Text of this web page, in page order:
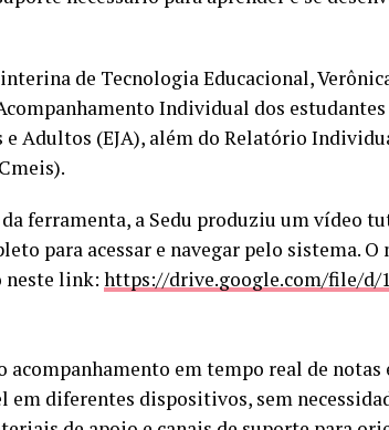
de Tecnologia Educacional,
Individual dos
e Adultos (EJA), além do Relatório
ferramenta, a Sedu produziu um vídeo
para acessar e navegar pelo sistema.
neste link: https://drive.google.com/file/d/
acompanhamento em tempo real de
em diferentes dispositivos, sem